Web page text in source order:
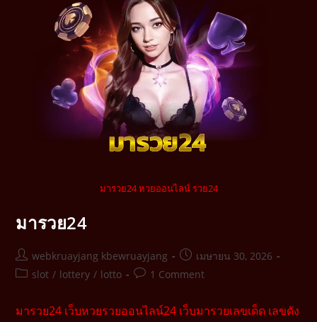
มารวย24 หวยออนไลน์ รวย24
มารวย24
webkruayjang kbewruayjang
เมษายน 30, 2026
slot / lottery / lotto 1 Comment
มารวย24 เว็บหวยรวยออนไลน์24 เว็บมารวยเลขเด็ด เลขดัง